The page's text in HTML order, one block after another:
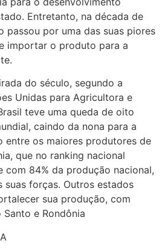
Entretanto, na década de
passou por uma das suas piores
importar o produto para a
do século, segundo a
Unidas para Agricultora e
teve uma queda de oito
caindo da nona para a
entre os maiores produtores de
que no ranking nacional
com 84% da produção nacional,
suas forças. Outros estados
sua produção, com
e Rondônia